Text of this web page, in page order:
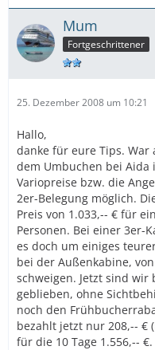
Mum
Fortgeschrittener
25. Dezember 2008 um 10:21
Hallo,
danke für eure Tips. War
dem Umbuchen bei Aida
Variopreise bzw. die
2er-Belegung möglich.
Preis von 1.033,-- € für
Personen. Bei einer 3er-
es doch um einiges
bei der Außenkabine,
schweigen. Jetzt sind
geblieben, ohne
noch den
bezahlt jetzt nur 208,-- €
für die 10 Tage 1.556,--